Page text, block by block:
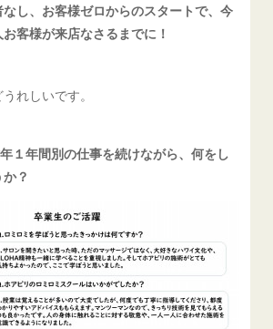
し、お客様ゼロからのスタートで、今
客様が来店なさるまでに！
れしいです。
１年間別の仕事を続けながら、何をし
？